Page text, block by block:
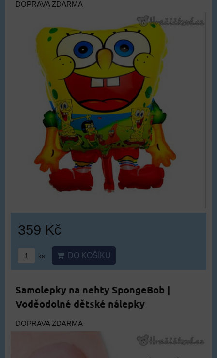
DOPRAVA ZDARMA
359 Kč
ks DO KOŠÍKU
Samolepky na nehty SpongeBob |
Voděodolné dětské nálepky
DOPRAVA ZDARMA